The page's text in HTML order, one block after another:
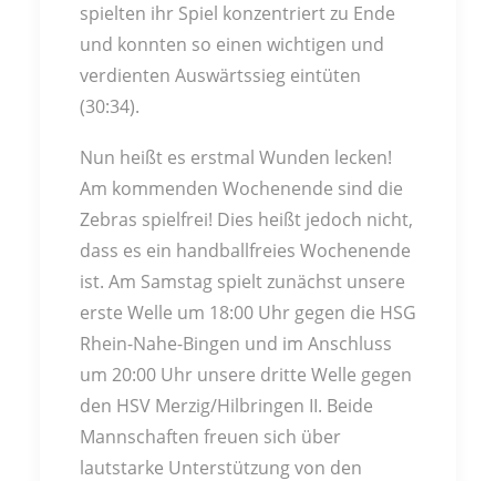
spielten ihr Spiel konzentriert zu Ende
und konnten so einen wichtigen und
verdienten Auswärtssieg eintüten
(30:34).
Nun heißt es erstmal Wunden lecken!
Am kommenden Wochenende sind die
Zebras spielfrei! Dies heißt jedoch nicht,
dass es ein handballfreies Wochenende
ist. Am Samstag spielt zunächst unsere
erste Welle um 18:00 Uhr gegen die HSG
Rhein-Nahe-Bingen und im Anschluss
um 20:00 Uhr unsere dritte Welle gegen
den HSV Merzig/Hilbringen II. Beide
Mannschaften freuen sich über
lautstarke Unterstützung von den